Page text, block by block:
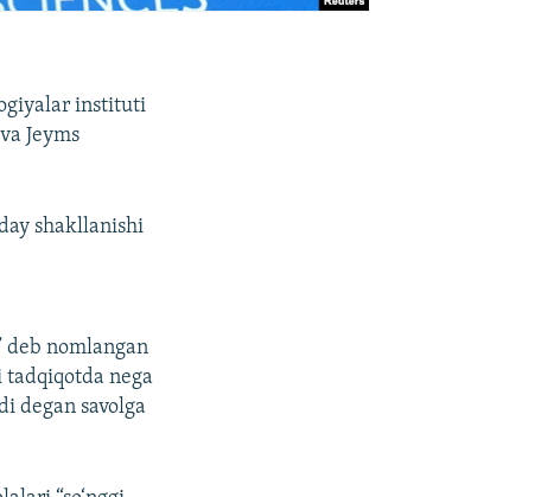
instituti
Jeyms
shakllanishi
deb nomlangan
nega
degan savolga